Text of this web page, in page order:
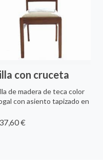
con cruceta
de madera de teca color
con asiento tapizado en
€